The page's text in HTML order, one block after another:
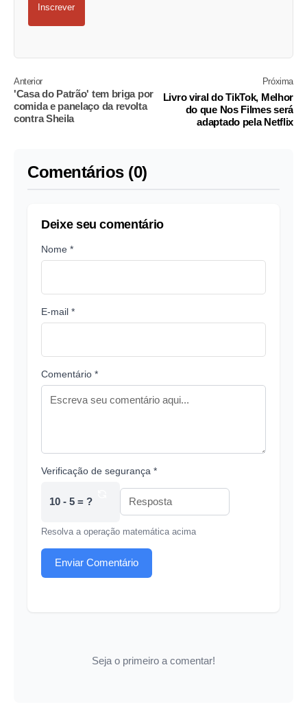
Inscrever
Anterior
'Casa do Patrão' tem briga por
comida e panelaço da revolta
contra Sheila
Próxima
Livro viral do TikTok, Melhor
do que Nos Filmes será
adaptado pela Netflix
Comentários (0)
Deixe seu comentário
Nome *
E-mail *
Comentário *
Verificação de segurança *
10 - 5 = ?
Resolva a operação matemática acima
Enviar Comentário
Seja o primeiro a comentar!